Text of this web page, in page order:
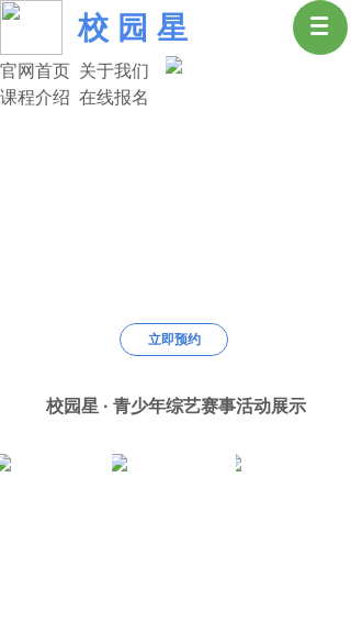
校 园 星
官网首页 关于我们
课程介绍 在线报名
教—我们是良师；育—我们是益友。
立即预约
校园星 · 青少年综艺赛事活动展示